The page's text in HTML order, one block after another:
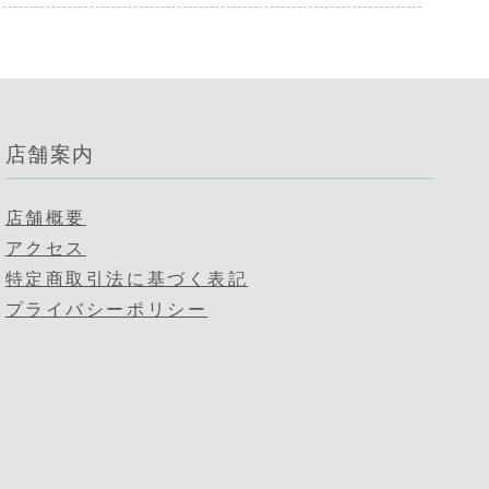
店舗案内
店舗概要
アクセス
特定商取引法に基づく表記
プライバシーポリシー